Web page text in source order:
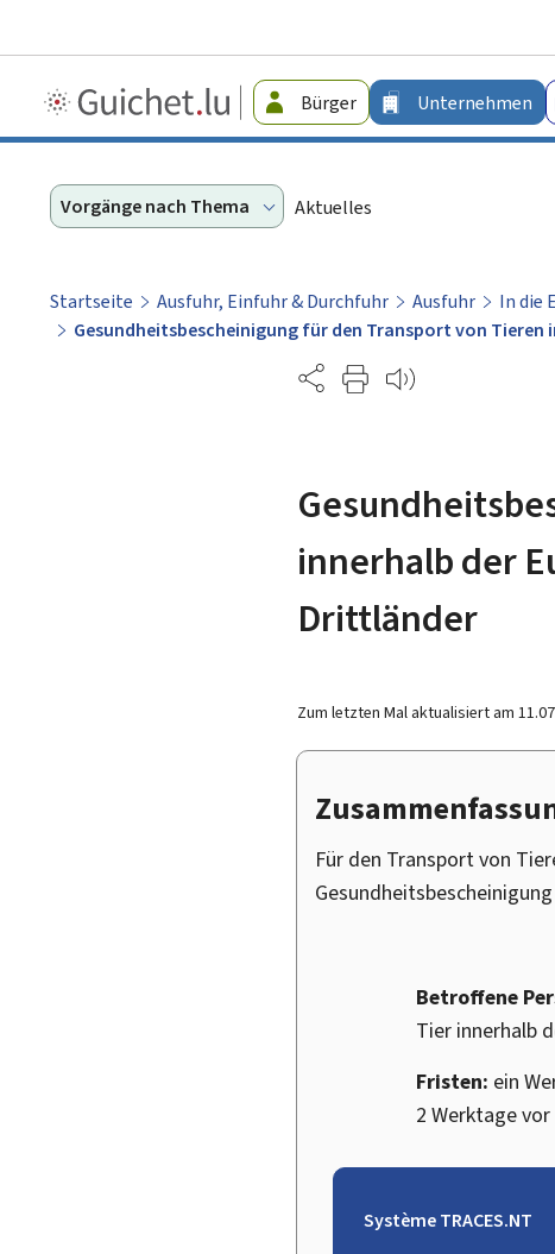
Guichet.lu
-
Bürger Unternehmen
Vorgänge nach Thema Aktuelles
Startseite Ausfuhr, Einfuhr & Durchfuhr Ausfuhr
In die
Gesundheitsbescheinigung für den Transport von
Partage
innerhalb der
Drittländer
Zum letzten Mal aktualisiert am
Für den Transport von
Betroffene
Tier innerhalb
Fristen: ein
2 Werktage
Système TRACES.NT